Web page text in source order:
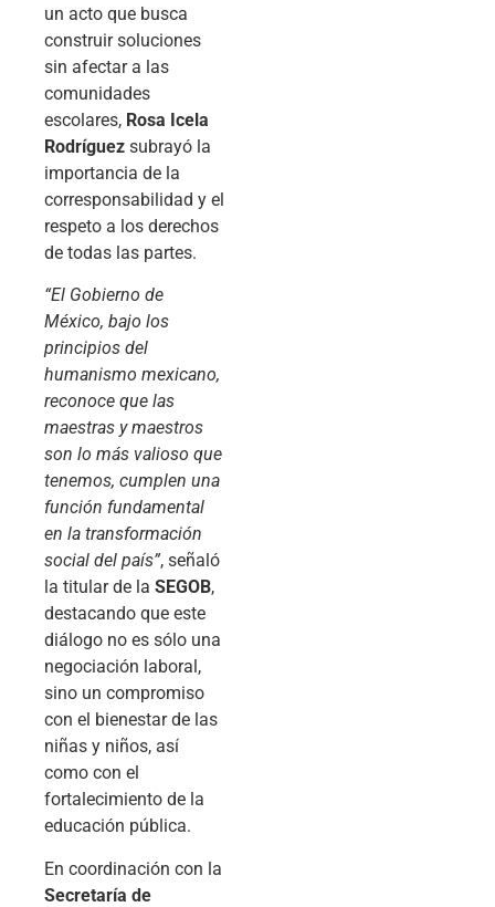
un acto que busca
construir soluciones
sin afectar a las
comunidades
escolares, Rosa Icela
Rodríguez subrayó la
importancia de la
corresponsabilidad y el
respeto a los derechos
de todas las partes.
“El Gobierno de
México, bajo los
principios del
humanismo mexicano,
reconoce que las
maestras y maestros
son lo más valioso que
tenemos, cumplen una
función fundamental
en la transformación
social del país”, señaló
la titular de la SEGOB,
destacando que este
diálogo no es sólo una
negociación laboral,
sino un compromiso
con el bienestar de las
niñas y niños, así
como con el
fortalecimiento de la
educación pública.
En coordinación con la
Secretaría de